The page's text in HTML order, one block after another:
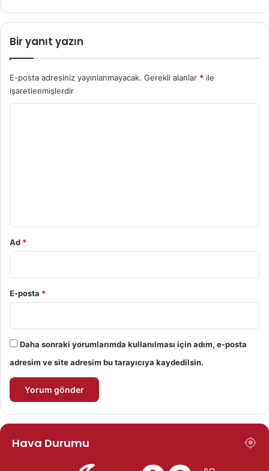
Bir yanıt yazın
E-posta adresiniz yayınlanmayacak. Gerekli alanlar * ile
işaretlenmişlerdir
Ad *
E-posta *
Daha sonraki yorumlarımda kullanılması için adım, e-posta
adresim ve site adresim bu tarayıcıya kaydedilsin.
Hava Durumu